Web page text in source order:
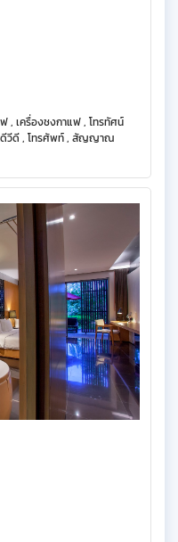
, เครื่องชงกาแฟ , โทรทัศน์
นดีวีดี , โทรศัพท์ , สัญญาณ